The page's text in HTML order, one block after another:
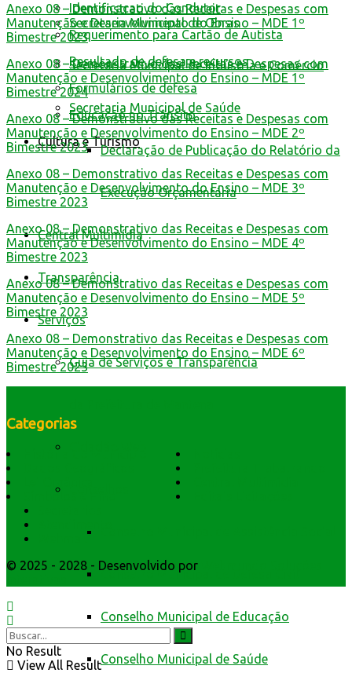
Identificacao do Condutor
Requerimento para Cartão de Autista
Resultado de defesa e recursos
Formulários de defesa
Educação no Trânsito
Cultura e Turismo
Secretaria Municipal de Obras
Secretaria Municipal de Indústria e Comércio
Secretaria Municipal de Saúde
Declaração de Publicação do Relatório da
Execução Orçamentária
Central Multimídia
Transparência
Serviços
Guia de Serviços e Transparência
Conselho Municipal de Defesa Civil
Conselho Municipal de Educação
Conselho Municipal de Saúde
Anexo 08 – Demonstrativo das Receitas e Despesas com
Manutenção e Desenvolvimento do Ensino – MDE 1º
Bimestre 2023
Anexo 08 – Demonstrativo das Receitas e Despesas com
Manutenção e Desenvolvimento do Ensino – MDE 1º
Bimestre 2024
Anexo 08 – Demonstrativo das Receitas e Despesas com
Manutenção e Desenvolvimento do Ensino – MDE 2º
Bimestre 2023
Anexo 08 – Demonstrativo das Receitas e Despesas com
Manutenção e Desenvolvimento do Ensino – MDE 3º
Bimestre 2023
Anexo 08 – Demonstrativo das Receitas e Despesas com
Manutenção e Desenvolvimento do Ensino – MDE 4º
Bimestre 2023
Anexo 08 – Demonstrativo das Receitas e Despesas com
Manutenção e Desenvolvimento do Ensino – MDE 5º
Bimestre 2023
Anexo 08 – Demonstrativo das Receitas e Despesas com
Manutenção e Desenvolvimento do Ensino – MDE 6º
Bimestre 2023
Categorias
História do Município
Símbolos e Hino
© 2025 - 2028 - Desenvolvido por
No Result
View All Result